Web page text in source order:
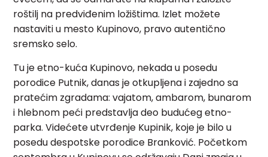
roštilj na predviđenim ložištima. Izlet možete
nastaviti u mesto Kupinovo, pravo autentično
sremsko selo.
Tu je etno-kuća Kupinovo, nekada u posedu
porodice Putnik, danas je otkupljena i zajedno sa
pratećim zgradama: vajatom, ambarom, bunarom
i hlebnom peći predstavlja deo budućeg etno-
parka. Videćete utvrđenje Kupinik, koje je bilo u
posedu despotske porodice Branković. Početkom